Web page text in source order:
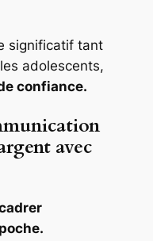
significatif tant
adolescents,
confiance.
avec